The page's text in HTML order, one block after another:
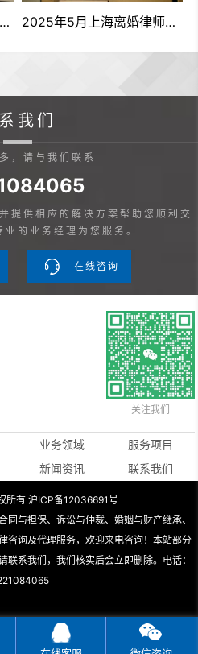
2024年3月起诉离婚后,对方提出争议,不接受起诉,怎么处理？ 2025年5月上海离婚律师费用一般是多少？
我们
，请与我们联系
提供相应的解决方案帮助您顺利交
的业务经理为您服务。
在线咨询
关注我们
业务领域
服务项目
新闻资讯 联系我们
所有 沪ICP备12036691号
与担保、诉讼与仲裁、婚姻与财产继承、
咨询及代理服务，欢迎来电咨询！本站部分
系我们，我们核实后会立即删除。电话：